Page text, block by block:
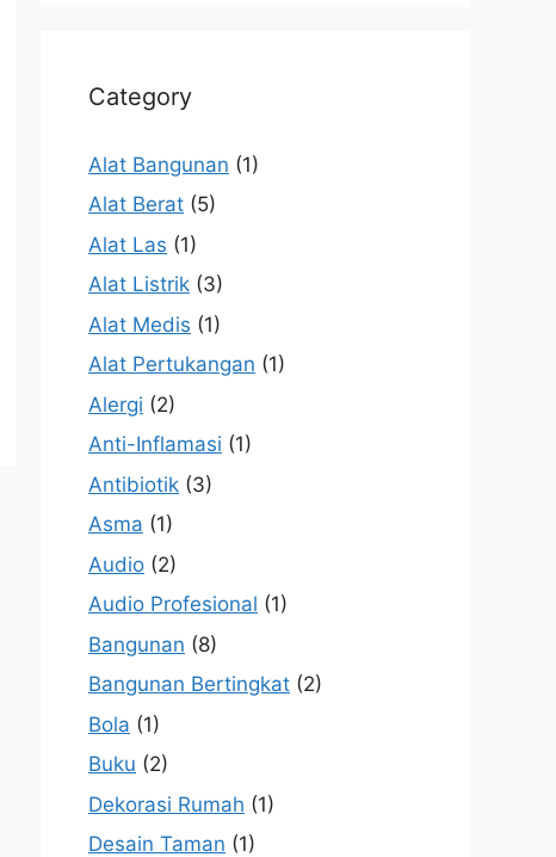
Category
Alat Bangunan (1)
Alat Berat (5)
Alat Las (1)
Alat Listrik (3)
Alat Medis (1)
Alat Pertukangan (1)
Alergi (2)
Anti-Inflamasi (1)
Antibiotik (3)
Asma (1)
Audio (2)
Audio Profesional (1)
Bangunan (8)
Bangunan Bertingkat (2)
Bola (1)
Buku (2)
Dekorasi Rumah (1)
Desain Taman (1)